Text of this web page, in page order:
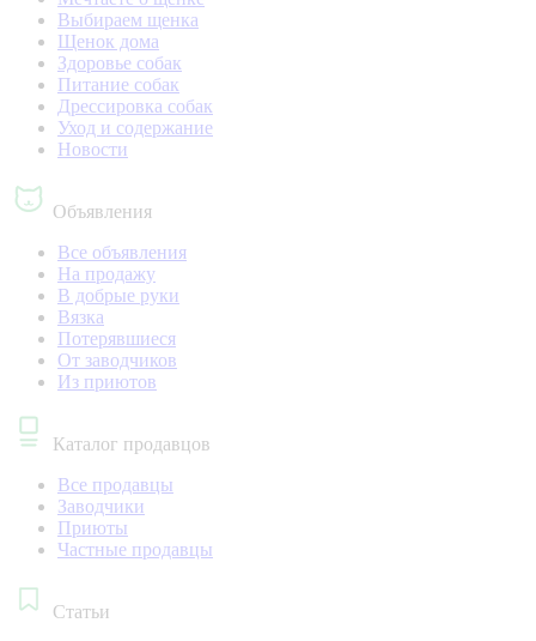
Выбираем щенка
Щенок дома
Здоровье собак
Питание собак
Дрессировка собак
Уход и содержание
Новости
Объявления
Все объявления
На продажу
В добрые руки
Вязка
Потерявшиеся
От заводчиков
Из приютов
Каталог продавцов
Все продавцы
Заводчики
Приюты
Частные продавцы
Статьи